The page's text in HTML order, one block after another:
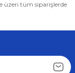
üzeri tüm siparişlerde